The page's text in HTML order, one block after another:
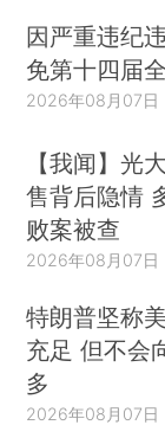
因严重违纪
免第十四届
2026年08月07日
【我闻】光
售背后隐情
败案被查
2026年08月07日
特朗普坚称
充足 但不会
多
2026年08月07日